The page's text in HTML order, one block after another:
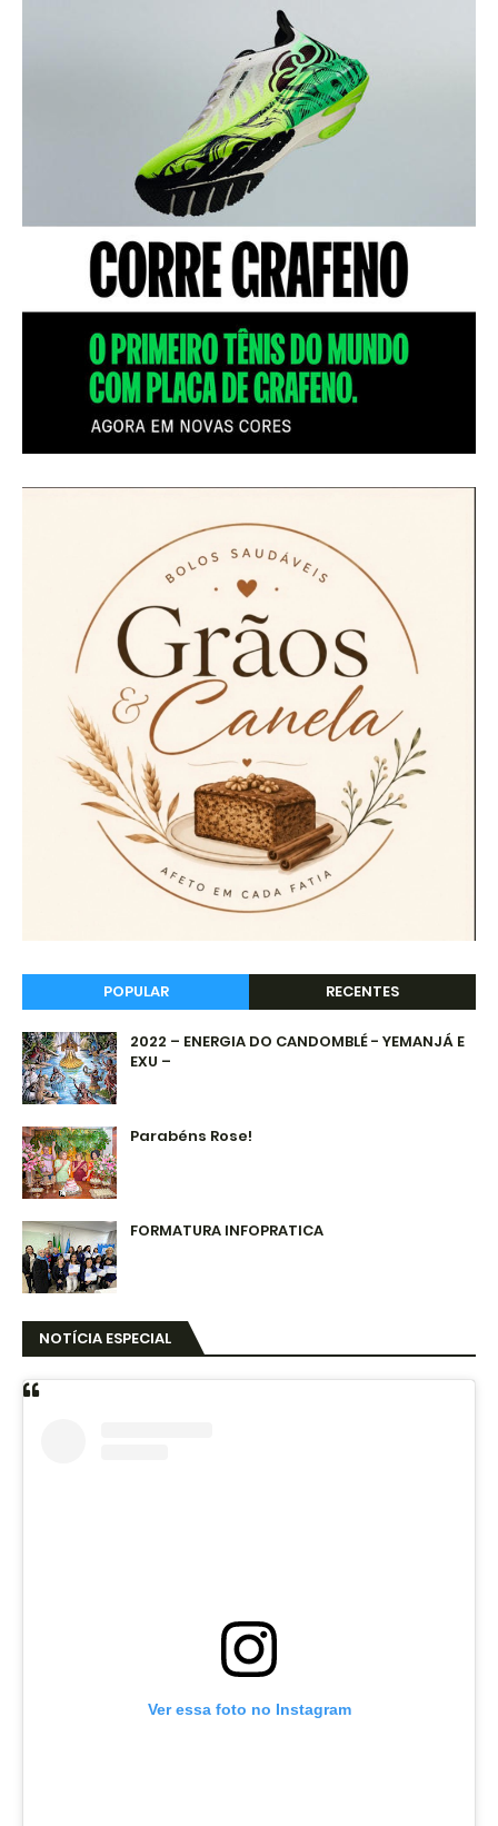
POPULAR RECENTES
2022 – ENERGIA DO CANDOMBLÉ - YEMANJÁ E
EXU –
Parabéns Rose!
FORMATURA INFOPRATICA
NOTÍCIA ESPECIAL
Ver essa foto no Instagram